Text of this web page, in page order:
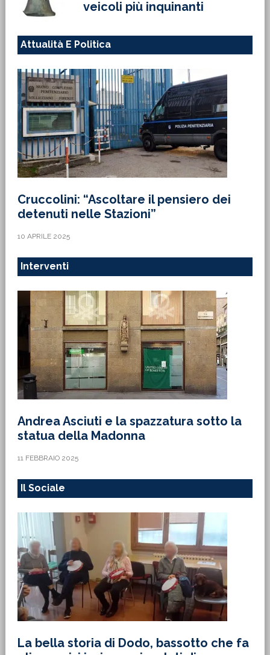
veicoli più inquinanti
Attualità E Politica
Cruccolini: “Ascoltare il pensiero dei
detenuti nelle Stazioni”
10 APRILE 2025
Interventi
Andrea Asciuti e la spazzatura sotto la
statua della Madonna
11 FEBBRAIO 2025
Il Sociale
La bella storia di Dodo, bassotto che fa